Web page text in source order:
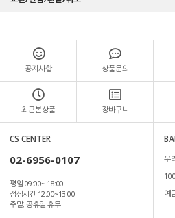
공지사항 상품문의
최근본상품 장바구니
CS CENTER
02-6956-0107
평일 09:00~ 18:00
점심시간 12:00~13:00
주말, 공휴일 휴무
우
예